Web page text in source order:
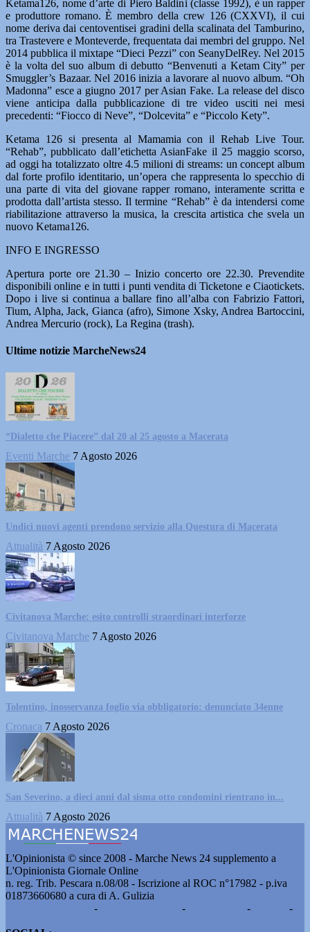
Ketama126, nome d’arte di Piero Baldini (classe 1992), è un rapper
e produttore romano. È membro della crew 126 (CXXVI), il cui
nome deriva dai centoventisei gradini della scalinata del Tamburino,
tra Trastevere e Monteverde, frequentata dai membri del gruppo. Nel
2014 pubblica il mixtape “Dieci Pezzi” con SeanyDelRey. Nel 2015
è la volta del suo album di debutto “Benvenuti a Ketam City” per
Smuggler’s Bazaar. Nel 2016 inizia a lavorare al nuovo album. “Oh
Madonna” esce a giugno 2017 per Asian Fake. La release del disco
viene anticipa dalla pubblicazione di tre video usciti nei mesi
precedenti: “Fiocco di Neve”, “Dolcevita” e “Piccolo Kety”.
Ketama 126 si presenta al Mamamia con il Rehab Live Tour.
“Rehab”, pubblicato dall’etichetta AsianFake il 25 maggio scorso,
ad oggi ha totalizzato oltre 4.5 milioni di streams: un concept album
dal forte profilo identitario, un’opera che rappresenta lo specchio di
una parte di vita del giovane rapper romano, interamente scritta e
prodotta dall’artista stesso. Il termine “Rehab” è da intendersi come
riabilitazione attraverso la musica, la crescita artistica che svela un
nuovo Ketama126.
INFO E INGRESSO
Apertura porte ore 21.30 – Inizio concerto ore 22.30. Prevendite
disponibili online e in tutti i punti vendita di Ticketone e Ciaotickets.
Dopo i live si continua a ballare fino all’alba con Fabrizio Fattori,
Tium, Alpha, Jack, Gianca (afro), Simone Xsky, Andrea Bartoccini,
Andrea Mercurio (rock), La Regina (trash).
Ultime notizie MarcheNews24
“Dialetto che Piacere” dal 20 al 25 agosto a Macerata
Eventi Marche 7 Agosto 2026
Undici nuovi agenti prendono servizio alla Questura di Macerata
Attualità 7 Agosto 2026
Civitanova Marche: esito controlli straordinari interforze
Civitanova Marche 7 Agosto 2026
Tolentino, inosservanza foglio via obbligatorio: denunciato 34enne
Cronaca 7 Agosto 2026
San Severino, a dieci anni dal sisma otto condomini rientrano in...
Attualità 7 Agosto 2026
L'Opinionista © since 2008 - Marche News 24 supplemento a
L'Opinionista Giornale Online
n. reg. Trib. Pescara n.08/08 - Iscrizione al ROC n°17982 - p.iva
01873660680 a cura di A. Gulizia
- - -
-